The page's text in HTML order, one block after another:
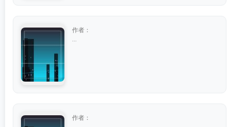
作者：
作者：